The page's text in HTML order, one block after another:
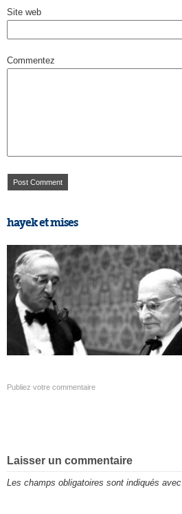
Site web
Commentez
hayek et mises
Publiez votre commentaire
Laisser un commentaire
Les champs obligatoires sont indiqués avec